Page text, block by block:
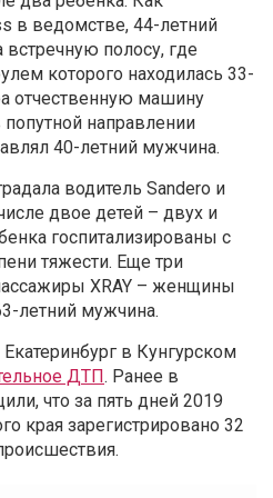
в ведомстве, 44-летний
полосу, где
которого находилась 33-
отчественную машину
направлении
40-летний мужчина.
водитель Sandero и
двое детей – двух и
госпитализированы с
тяжести. Еще три
XRAY – женщины
летний мужчина.
в Кунгурском
ДТП. Ранее в
что за пять дней 2019
края зарегистрировано 32